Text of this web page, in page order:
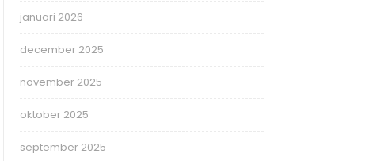
januari 2026
december 2025
november 2025
oktober 2025
september 2025